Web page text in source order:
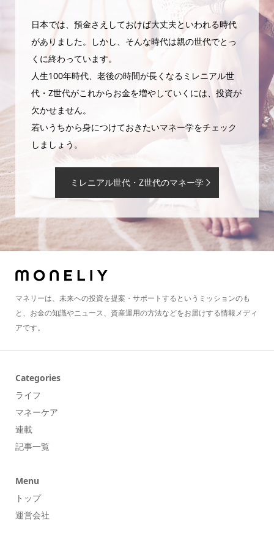
日本では、預金さえしておけば大丈夫といわれる時代
がありました。しかし、そんな時代は親の世代でとっ
くに終わっています。
人生100年時代、老後の時間が長くなるミレニアル世
代・Z世代がこれからお金を増やしていくには、投資が
欠かせません。
若いうちから身につけておきたいマネー学をチェック
しましょう。
ミレニアル世代・Z世代のマネー学
マネリーは、未来への投資を提案・サポートするというミッションのも
と、お金の知識やニュース、資産運用の方法などをお届けする情報メディ
アです。
Categories
ライフ
マネーケア
連載
記事一覧
Menu
トップ
運営会社